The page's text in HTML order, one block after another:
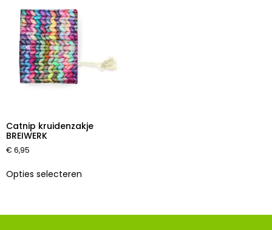
Catnip kruidenzakje
BREIWERK
€ 6,95
Opties selecteren